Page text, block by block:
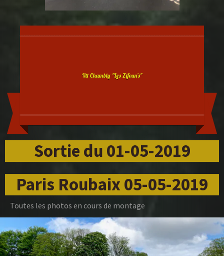
Vtt Chambly "Les Zifoun's"
Sortie du 01-05-2019
Paris Roubaix 05-05-2019
Toutes les photos en cours de montage